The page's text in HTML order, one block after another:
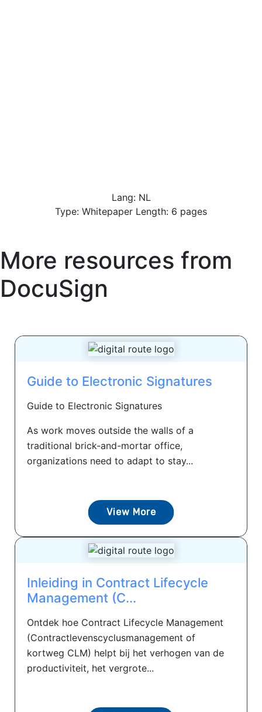
Lang: NL
Type: Whitepaper Length: 6 pages
More resources from
DocuSign
Guide to Electronic Signatures
Guide to Electronic Signatures
As work moves outside the walls of a
traditional brick-and-mortar office,
organizations need to adapt to stay...
View More
Inleiding in Contract Lifecycle
Management (C...
Ontdek hoe Contract Lifecycle Management
(Contractlevenscyclusmanagement of
kortweg CLM) helpt bij het verhogen van de
productiviteit, het vergrote...